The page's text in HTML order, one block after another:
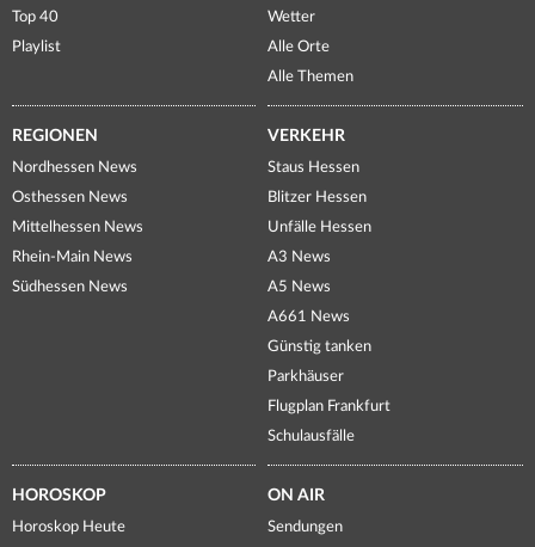
Top 40
Playlist
Wetter
Alle Orte
Alle Themen
REGIONEN
Nordhessen News
Osthessen News
Mittelhessen News
Rhein-Main News
Südhessen News
VERKEHR
Staus Hessen
Blitzer Hessen
Unfälle Hessen
A3 News
A5 News
A661 News
Günstig tanken
Parkhäuser
Flugplan Frankfurt
Schulausfälle
HOROSKOP
Horoskop Heute
ON AIR
Sendungen